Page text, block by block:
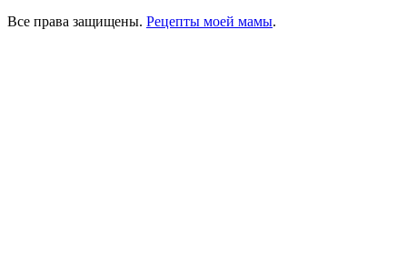
Все права защищены. Рецепты моей мамы.